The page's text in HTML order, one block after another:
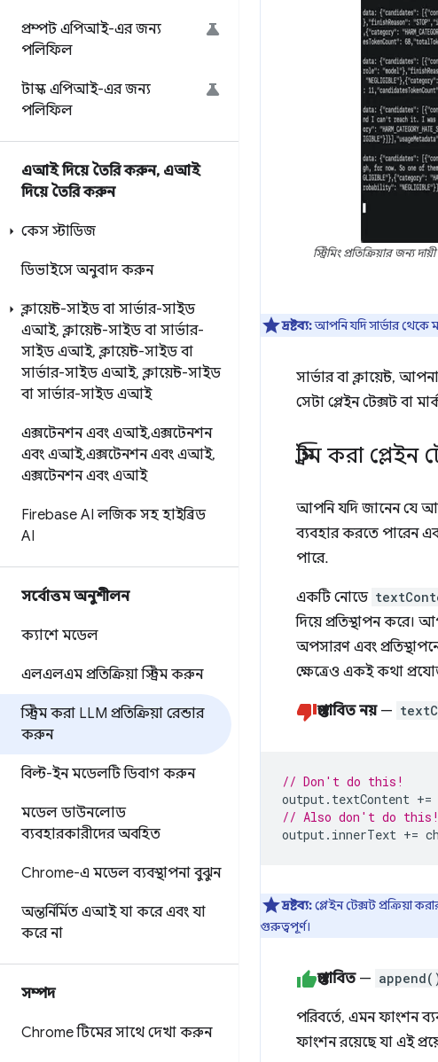
প্রম্পট এপিআই-এর জন্য
পলিফিল
টাস্ক এপিআই-এর জন্য
পলিফিল
এআই দিয়ে তৈরি করুন, এআই
দিয়ে তৈরি করুন
কেস স্টাডিজ
ডিভাইসে অনুবাদ করুন
ক্লায়েন্ট-সাইড বা সার্ভার-সাইড
এআই, ক্লায়েন্ট-সাইড বা সার্ভার-
সাইড এআই, ক্লায়েন্ট-সাইড বা
সার্ভার-সাইড এআই, ক্লায়েন্ট-সাইড
বা সার্ভার-সাইড এআই
এক্সটেনশন এবং এআই,এক্সটেনশন
এবং এআই,এক্সটেনশন এবং এআই,
এক্সটেনশন এবং এআই
Firebase AI লজিক সহ হাইব্রিড
AI
সর্বোত্তম অনুশীলন
ক্যাশে মডেল
এলএলএম প্রতিক্রিয়া স্ট্রিম করুন
স্ট্রিম করা LLM প্রতিক্রিয়া রেন্ডার
করুন
বিল্ট-ইন মডেলটি ডিবাগ করুন
মডেল ডাউনলোড
ব্যবহারকারীদের অবহিত
Chrome-এ মডেল ব্যবস্থাপনা বুঝুন
অন্তর্নির্মিত এআই যা করে এবং যা
করে না
সম্পদ
Chrome টিমের সাথে দেখা করুন
স্ট্রিমিং প্রতিক্রিয়ার
দ্রষ্টব্য:আপনি যদি সার্ভার থেকে
সার্ভার বা ক্লায়েন্ট,
সেটা প্লেইন টেক্সট বা
স্ট্রিম করা
আপনি যদি জানেন যে
ব্যবহার করতে পারেন
পারে.
একটি নোডে
দিয়ে প্রতিস্থাপন করে।
অপসারণ এবং
ক্ষেত্রেও একই কথা
প্রস্তাবিত নয়—
// Don't do this!
output. textContent +=
// Also don't do this!
output. innerText +=
দ্রষ্টব্য:প্লেইন টেক্সট প্রক্রিয়া
গুরুত্বপূর্ণ।
প্রস্তাবিত—
পরিবর্তে, এমন ফাংশন
ফাংশন রয়েছে যা এই